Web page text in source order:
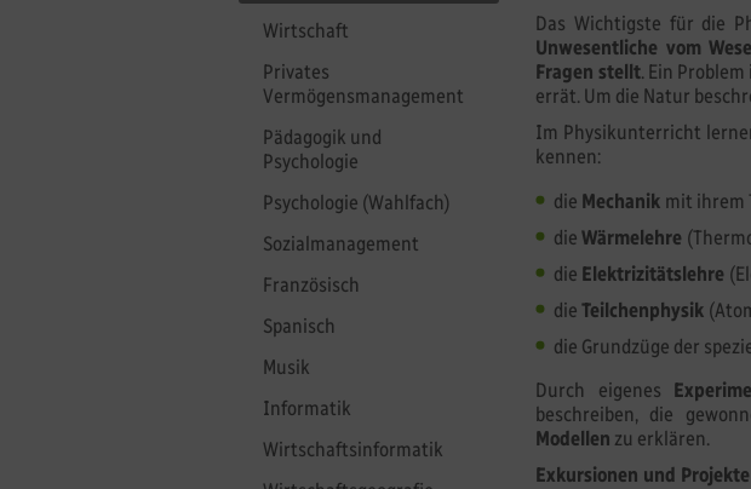
Wirtschaft
Privates
Vermögensmanagement
Pädagogik und
Psychologie
Psychologie (Wahlfach)
Sozialmanagement
Französisch
Spanisch
Musik
Informatik
Wirtschaftsinformatik
Das Wichtigste für die
Unwesentliche vom
Fragen stellt. Ein
errät. Um die Natur
Im Physikunterricht
kennen:
die Mechanik mit ihrem
die Wärmelehre
die Elektrizitätslehre
die Teilchenphysik
die Grundzüge der
Durch eigenes
beschreiben, die
Modellen zu erklären.
Exkursionen und Projekte